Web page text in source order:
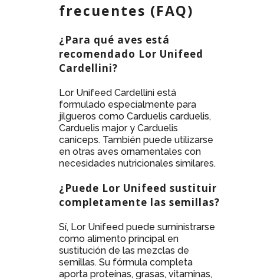
frecuentes (FAQ)
¿Para qué aves está
recomendado Lor Unifeed
Cardellini?
Lor Unifeed Cardellini está
formulado especialmente para
jilgueros como Carduelis carduelis,
Carduelis major y Carduelis
caniceps. También puede utilizarse
en otras aves ornamentales con
necesidades nutricionales similares.
¿Puede Lor Unifeed sustituir
completamente las semillas?
Sí, Lor Unifeed puede suministrarse
como alimento principal en
sustitución de las mezclas de
semillas. Su fórmula completa
aporta proteínas, grasas, vitaminas,